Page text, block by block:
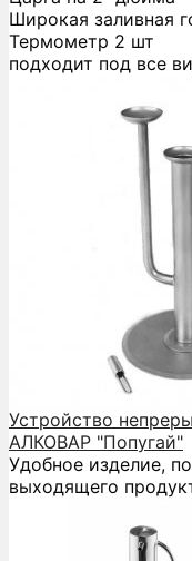
Широкая заливная
Термометр 2 шт
подходит под все
Устройство
АЛКОВАР "Попугай"
Удобное изделие,
выходящего